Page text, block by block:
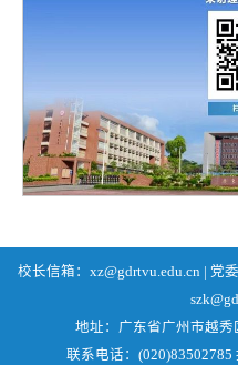
校长信箱：xz@gdrtvu.edu.cn | 党
地址：广东省广州市越秀
联系电话：